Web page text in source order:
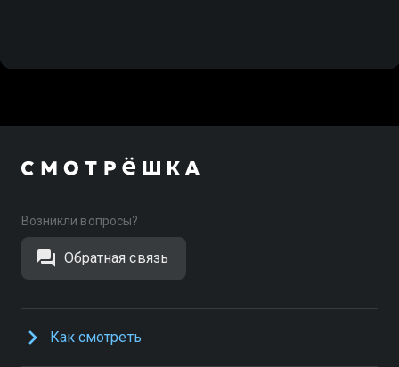
Возникли вопросы?
Обратная связь
Как смотреть